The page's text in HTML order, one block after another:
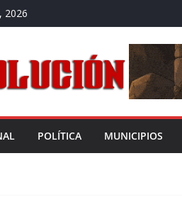
2026
POLÍTICA MUNICIPIOS